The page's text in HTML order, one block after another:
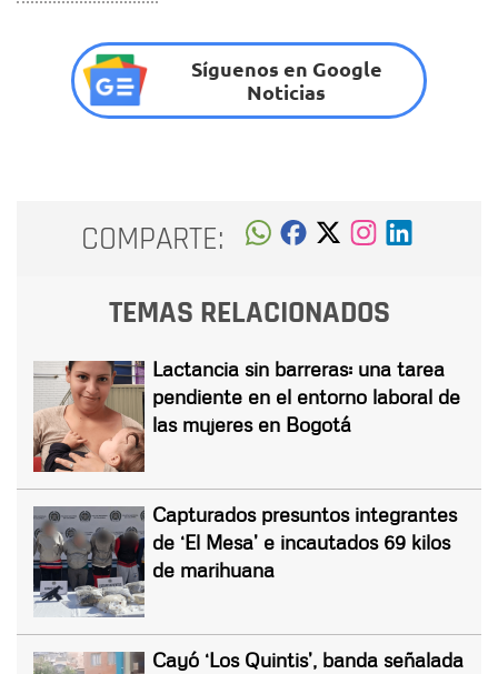
Síguenos en Google
Noticias
COMPARTE:
TEMAS RELACIONADOS
Lactancia sin barreras: una tarea
pendiente en el entorno laboral de
las mujeres en Bogotá
Capturados presuntos integrantes
de ‘El Mesa’ e incautados 69 kilos
de marihuana
Cayó ‘Los Quintis’, banda señalada